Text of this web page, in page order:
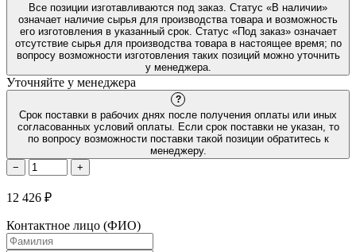
Все позиции изготавливаются под заказ. Статус «В наличии»
означает наличие сырья для производства товара и возможность
его изготовления в указанный срок. Статус «Под заказ» означает
отсутствие сырья для производства товара в настоящее время; по
вопросу возможности изготовления таких позиций можно уточнить
у менеджера.
Уточняйте у менеджера
?
Срок поставки в рабочих днях после получения оплаты или иных
согласованных условий оплаты. Если срок поставки не указан, то
по вопросу возможности поставки такой позиции обратитесь к
менеджеру.
−
+
12 426 ₽
Контактное лицо (ФИО)